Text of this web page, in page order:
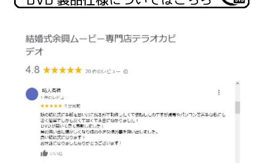
いました。